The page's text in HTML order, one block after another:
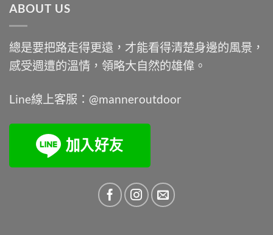
ABOUT US
總是要把路走得更遠，才能看得清楚身邊的風景，
感受週遭的溫情，領略大自然的雄偉。
Line線上客服：@manneroutdoor